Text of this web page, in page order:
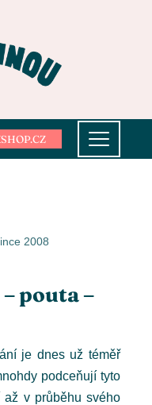
2008
pouta –
je dnes už téměř
podceňují tyto
v průběhu svého